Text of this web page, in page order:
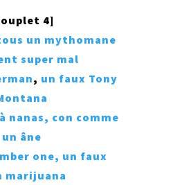
4]
un mythomane
super mal
, un faux Tony
nanas, con comme
un âne
one, un faux
marijuana